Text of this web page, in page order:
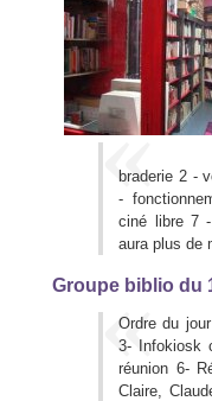
braderie 2 -
-
ciné libre 7
aura plus de
Groupe biblio du
Ordre du
3- Infokiosk
réunion 6-
Claire,